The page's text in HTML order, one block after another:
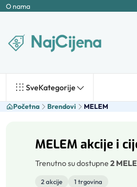
O nama
SveKategorije
Početna Brendovi MELEM
MELEM akcije i
Trenutno su dostupne 2
2 akcije 1 trgovina